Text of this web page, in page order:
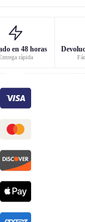
en 48 horas
rápida